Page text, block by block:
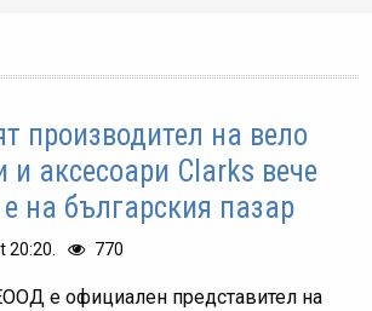
производител на вело
и аксесоари Clarks вече
на българския пазар
20:20. 770
е официален представител на